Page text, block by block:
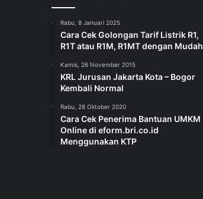
Rabu, 8 Januari 2025
Cara Cek Golongan Tarif Listrik R1,
R1T atau R1M, R1MT dengan Mudah
Kamis, 26 November 2015
KRL Jurusan Jakarta Kota – Bogor
Kembali Normal
Rabu, 28 Oktober 2020
Cara Cek Penerima Bantuan UMKM
Online di eform.bri.co.id
Menggunakan KTP